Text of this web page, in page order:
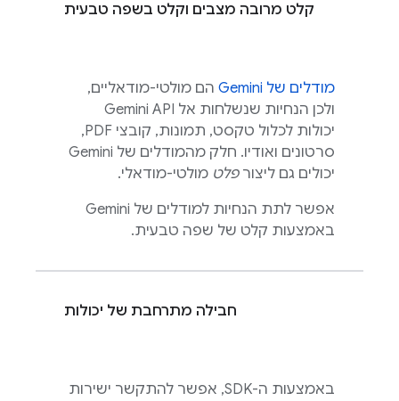
קלט מרובה מצבים וקלט בשפה טבעית
מודלים של Gemini הם מולטי-מודאליים,
ולכן הנחיות שנשלחות אל Gemini API
יכולות לכלול טקסט, תמונות, קובצי PDF,
סרטונים ואודיו. חלק מהמודלים של Gemini
יכולים גם ליצורפלט מולטי-מודאלי.
אפשר לתת הנחיות למודלים של Gemini
באמצעות קלט של שפה טבעית.
חבילה מתרחבת של יכולות
באמצעות ה-SDK, אפשר להתקשר ישירות